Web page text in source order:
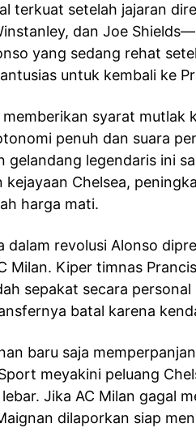
terkuat setelah jajaran
dan Joe
yang sedang rehat
untuk kembali ke
syarat mutlak
penuh dan suara
gelandang legendaris ini
kejayaan Chelsea,
harga mati.
dalam revolusi Alonso
Milan. Kiper timnas
sepakat secara
batal karena
baru saja
meyakini peluang
Jika AC Milan gagal
dilaporkan siap